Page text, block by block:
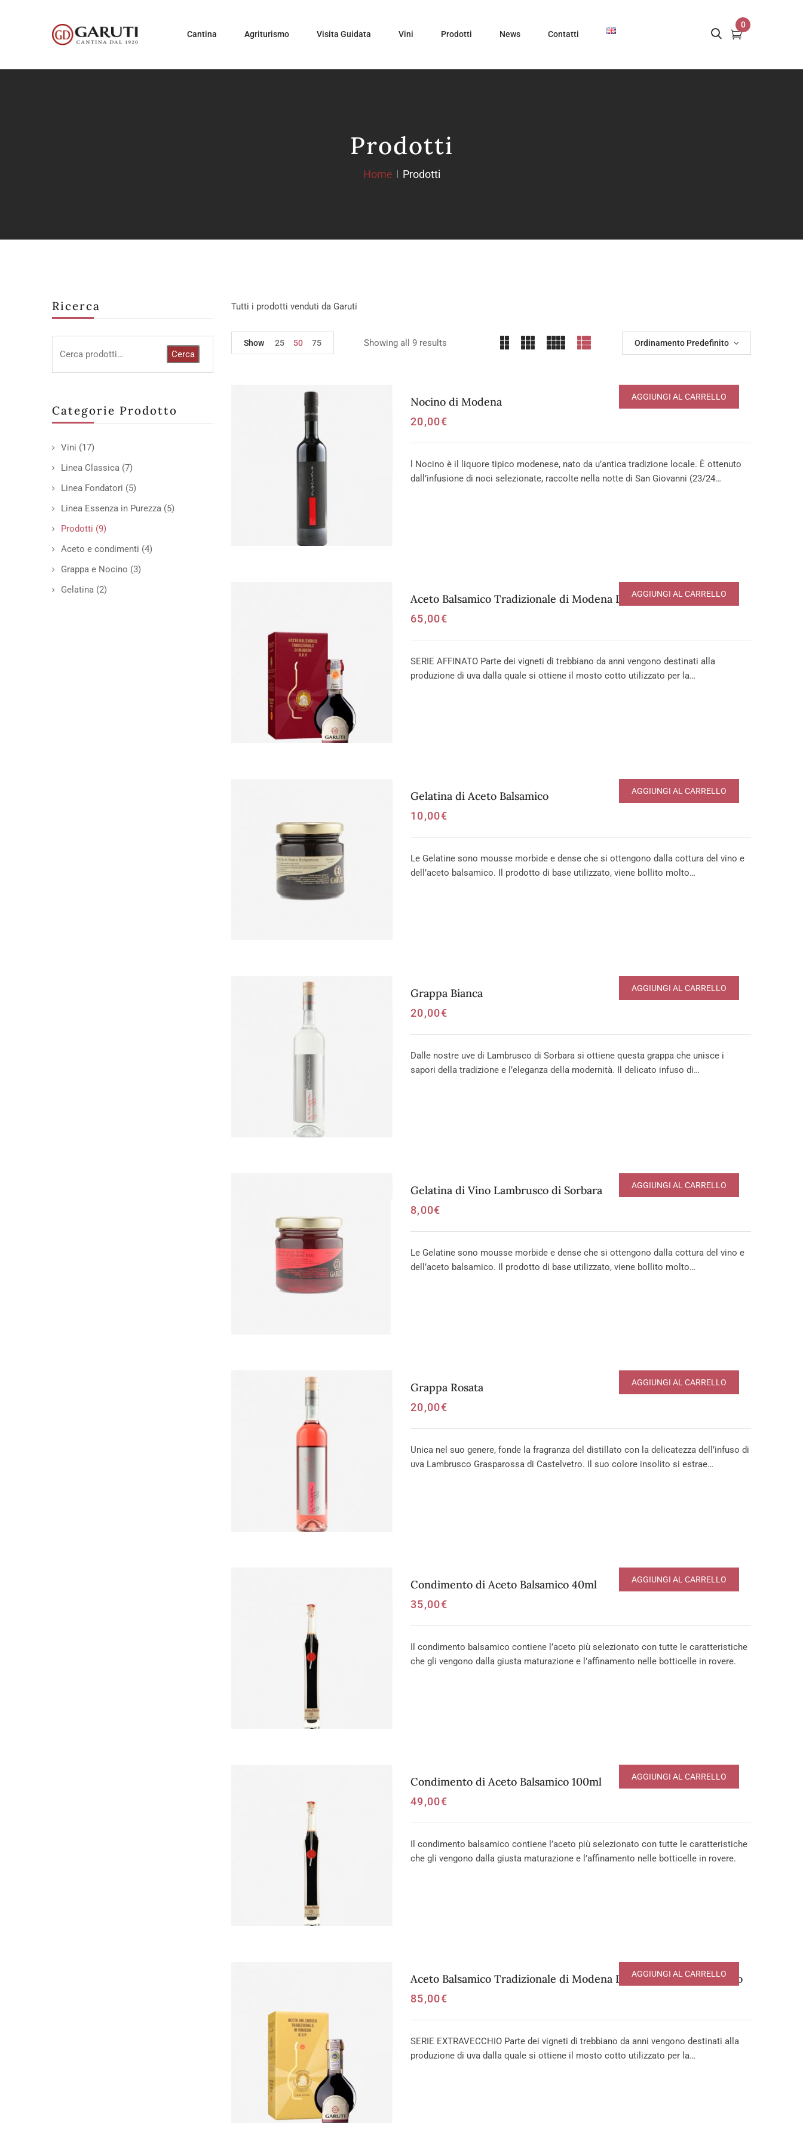
Cantina Agriturismo Visita Guidata Vini Prodotti News Contatti
0
Prodotti
Home Prodotti
Ricerca
Cerca
Categorie Prodotto
Vini (17)
Linea Classica (7)
Linea Fondatori (5)
Linea Essenza in Purezza (5)
Prodotti (9)
Aceto e condimenti (4)
Grappa e Nocino (3)
Gelatina (2)
Tutti i prodotti venduti da Garuti
Showing all 9 results Ordinamento Predefinito
Show 25 50 75
Nocino di Modena
20,00€
AGGIUNGI AL CARRELLO
l Nocino è il liquore tipico modenese, nato da u’antica tradizione locale. È ottenuto
dall’infusione di noci selezionate, raccolte nella notte di San Giovanni (23/24…
Aceto Balsamico Tradizionale di Modena DOP – serie Affinato
65,00€
AGGIUNGI AL CARRELLO
SERIE AFFINATO Parte dei vigneti di trebbiano da anni vengono destinati alla
produzione di uva dalla quale si ottiene il mosto cotto utilizzato per la…
Gelatina di Aceto Balsamico
10,00€
AGGIUNGI AL CARRELLO
Le Gelatine sono mousse morbide e dense che si ottengono dalla cottura del vino e
dell’aceto balsamico. Il prodotto di base utilizzato, viene bollito molto…
Grappa Bianca
20,00€
AGGIUNGI AL CARRELLO
Dalle nostre uve di Lambrusco di Sorbara si ottiene questa grappa che unisce i
sapori della tradizione e l’eleganza della modernità. Il delicato infuso di…
Gelatina di Vino Lambrusco di Sorbara
8,00€
AGGIUNGI AL CARRELLO
Le Gelatine sono mousse morbide e dense che si ottengono dalla cottura del vino e
dell’aceto balsamico. Il prodotto di base utilizzato, viene bollito molto…
Grappa Rosata
20,00€
AGGIUNGI AL CARRELLO
Unica nel suo genere, fonde la fragranza del distillato con la delicatezza dell’infuso di
uva Lambrusco Grasparossa di Castelvetro. Il suo colore insolito si estrae…
Condimento di Aceto Balsamico 40ml
35,00€
AGGIUNGI AL CARRELLO
Il condimento balsamico contiene l’aceto più selezionato con tutte le caratteristiche
che gli vengono dalla giusta maturazione e l’affinamento nelle botticelle in rovere.
Condimento di Aceto Balsamico 100ml
49,00€
AGGIUNGI AL CARRELLO
Il condimento balsamico contiene l’aceto più selezionato con tutte le caratteristiche
che gli vengono dalla giusta maturazione e l’affinamento nelle botticelle in rovere.
Aceto Balsamico Tradizionale di Modena DOP – serie Extravecchio
85,00€
AGGIUNGI AL CARRELLO
SERIE EXTRAVECCHIO Parte dei vigneti di trebbiano da anni vengono destinati alla
produzione di uva dalla quale si ottiene il mosto cotto utilizzato per la…